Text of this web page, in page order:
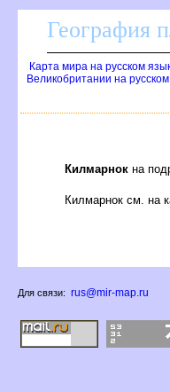
География
Карта мира на русском
Великобритании на
Килмарнок на
Килмарнок см. на
Для связи: rus@mir-map.ru